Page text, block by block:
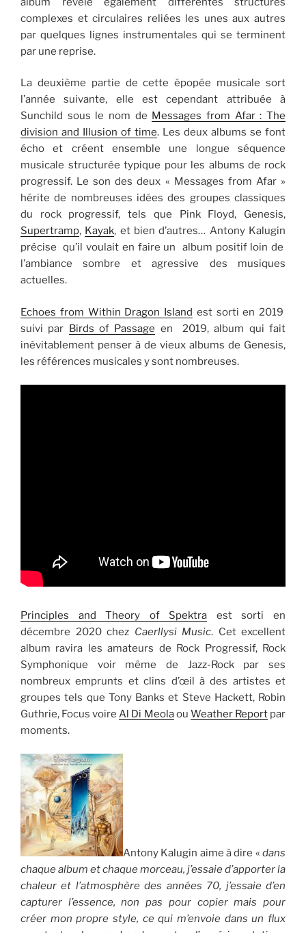
complexes et circulaires reliées les unes aux autres
par quelques lignes instrumentales qui se terminent
par une reprise.
La deuxième partie de cette épopée musicale sort
l’année suivante, elle est cependant attribuée à
Sunchild sous le nom de Messages from Afar : The
division and Illusion of time. Les deux albums se font
écho et créent ensemble une longue séquence
musicale structurée typique pour les albums de rock
progressif. Le son des deux « Messages from Afar »
hérite de nombreuses idées des groupes classiques
du rock progressif, tels que Pink Floyd, Genesis,
Supertramp, Kayak, et bien d’autres… Antony Kalugin
précise qu’il voulait en faire un album positif loin de
l’ambiance sombre et agressive des musiques
actuelles.
Echoes from Within Dragon Island est sorti en 2019
suivi par Birds of Passage en 2019, album qui fait
inévitablement penser à de vieux albums de Genesis,
les références musicales y sont nombreuses.
Principles and Theory of Spektra est sorti en
décembre 2020 chez Caerllysi Music. Cet excellent
album ravira les amateurs de Rock Progressif, Rock
Symphonique voir même de Jazz-Rock par ses
nombreux emprunts et clins d’œil à des artistes et
groupes tels que Tony Banks et Steve Hackett, Robin
Guthrie, Focus voireAl Di Meolaou Weather Reportpar
moments.
Antony Kalugin aime à dire « dans
chaque album et chaque morceau, j’essaie d’apporter la
chaleur et l’atmosphère des années 70, j’essaie d’en
capturer l’essence, non pas pour copier mais pour
créer mon propre style, ce qui m’envoie dans un flux